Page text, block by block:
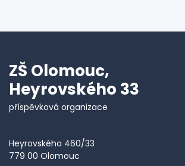
ZŠ Olomouc,
Heyrovského 33
příspěvková organizace
Heyrovského 460/33
779 00 Olomouc